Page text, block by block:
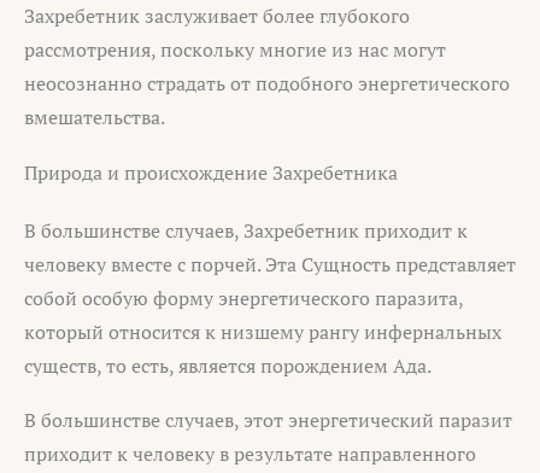
Захребетник заслуживает более глубокого
рассмотрения, поскольку многие из нас могут
неосознанно страдать от подобного энергетического
вмешательства.
Природа и происхождение Захребетника
В большинстве случаев, Захребетник приходит к
человеку вместе с порчей. Эта Сущность представляет
собой особую форму энергетического паразита,
который относится к низшему рангу инфернальных
существ, то есть, является порождением Ада.
В большинстве случаев, этот энергетический паразит
приходит к человеку в результате направленного